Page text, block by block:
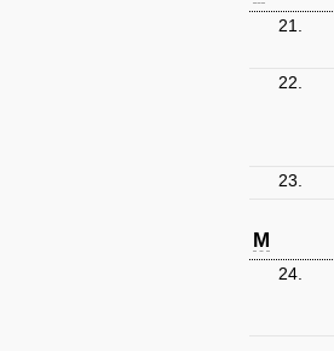
21.
22.
23.
M
24.